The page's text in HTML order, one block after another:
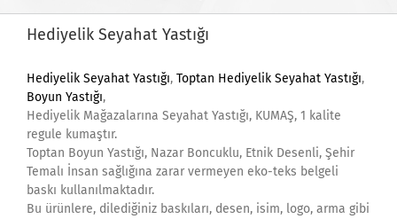
Hediyelik Seyahat Yastığı
Hediyelik Seyahat Yastığı, Toptan Hediyelik Seyahat Yastığı,
Boyun Yastığı,
Hediyelik Mağazalarına Seyahat Yastığı, KUMAŞ, 1 kalite
regule kumaştır.
Toptan Boyun Yastığı, Nazar Boncuklu, Etnik Desenli, Şehir
Temalı İnsan sağlığına zarar vermeyen eko-teks belgeli
baskı kullanılmaktadır.
Bu ürünlere, dilediğiniz baskıları, desen, isim, logo, arma gibi